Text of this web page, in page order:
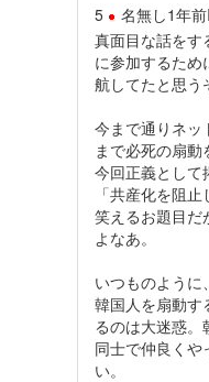
5 名無し1年前
真面目な話をす
に参加するた
航してたと思う
今まで通りネッ
まで必死の扇動
今回正義として
「共産化を阻止
笑えるお題目だ
よなあ。
いつものよう
韓国人を扇動す
るのは大迷惑
同士で仲良くや
い。